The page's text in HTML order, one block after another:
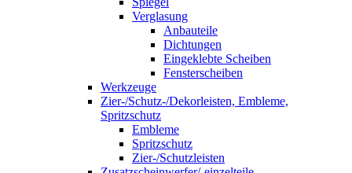
Verglasung
Anbauteile
Dichtungen
Eingeklebte Scheiben
Fensterscheiben
Werkzeuge
Zier-/Schutz-/Dekorleisten, Embleme,
Spritzschutz
Embleme
Spritzschutz
Zier-/Schutzleisten